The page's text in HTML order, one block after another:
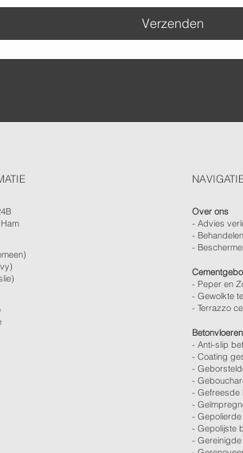
Verzenden
Over ons
-Advies
- Behandelen
-
- Peper en
- Gewolkte
- Terrazzo
Betonvloeren
-Anti-slip
-Coating
-
-
-Gefreesde
-
-
-Gepolijste
-